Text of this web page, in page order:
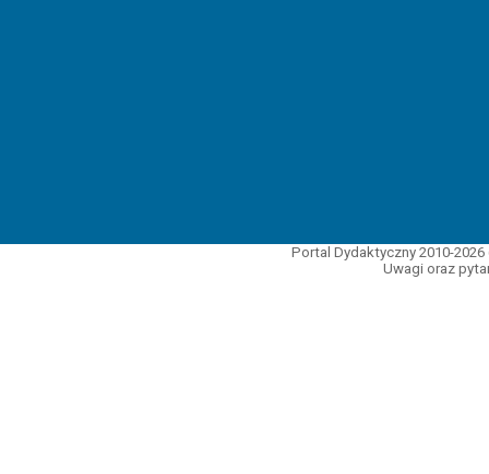
Portal Dydaktyczny 2010-
Uwagi oraz